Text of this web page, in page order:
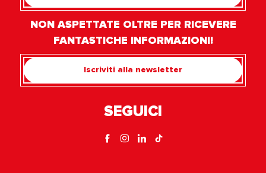
NON ASPETTATE OLTRE PER RICEVERE
FANTASTICHE INFORMAZIONI!
Iscriviti alla newsletter
SEGUICI